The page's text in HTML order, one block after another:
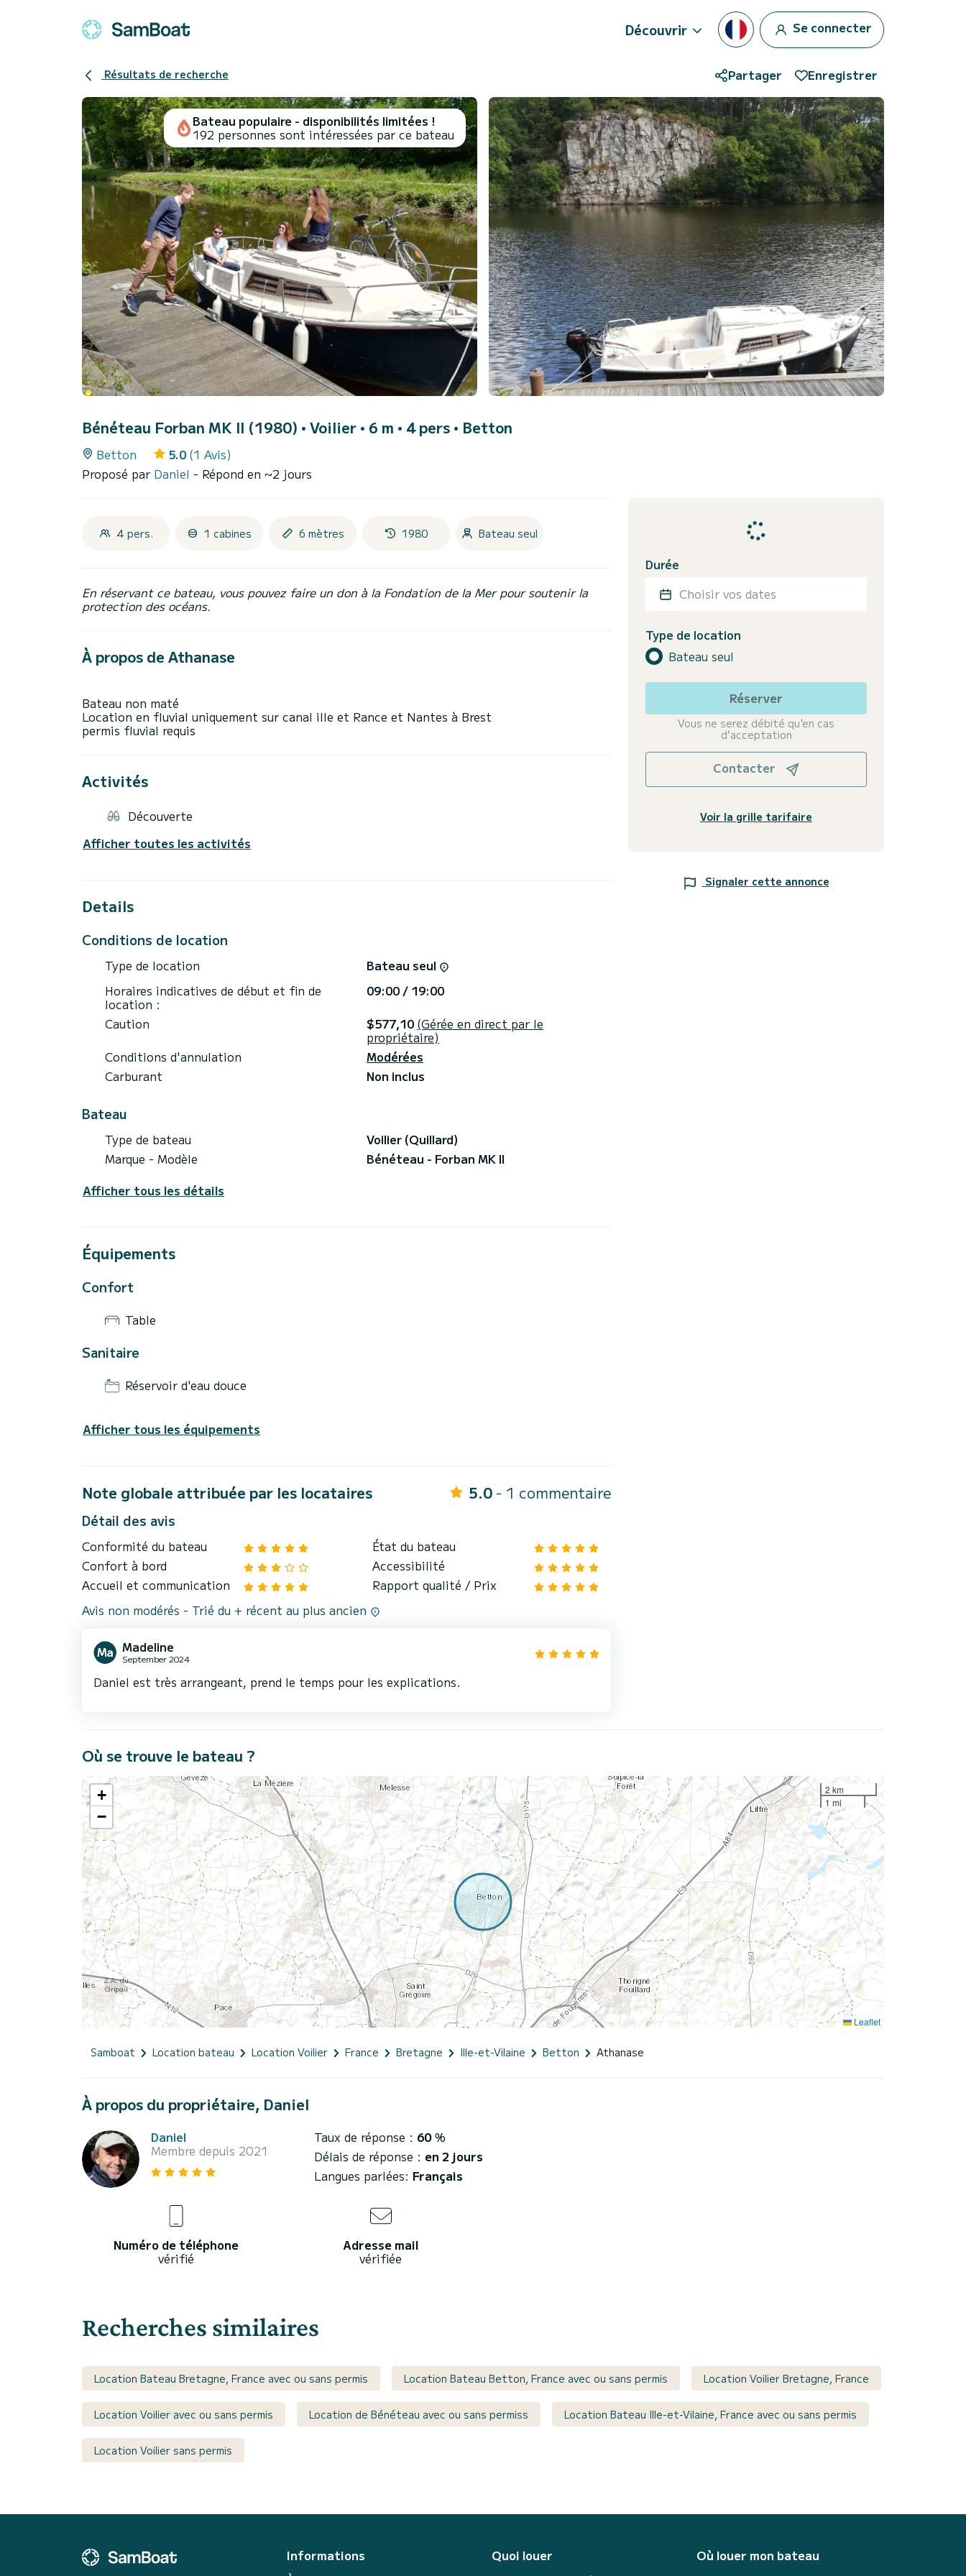
Découvrir Se connecter
Résultats de recherche Partager Enregistrer
Bateau populaire - disponibilités limitées !
192 personnes sont intéressées par ce bateau
Bénéteau Forban MK II (1980) • Voilier • 6 m • 4 pers • Betton
Betton 5.0 (1 Avis)
Proposé par Daniel - Répond en ~2 jours
4 pers. 1 cabines 6 mètres 1980 Bateau seul
En réservant ce bateau, vous pouvez faire un don à la Fondation de la Mer pour soutenir la
protection des océans.
À propos de Athanase
Bateau non maté
Location en fluvial uniquement sur canal ille et Rance et Nantes à Brest
Activités
Découverte
Afficher toutes les activités
Details
Conditions de location
Type de location
Bateau seul
Horaires indicatives de début et fin de
location :
09:00 / 19:00
Caution
$577,10 (Gérée en direct par le
propriétaire)
Conditions d'annulation
Modérées
Carburant
Non inclus
Bateau
Type de bateau
Voilier (Quillard)
Marque - Modèle
Bénéteau - Forban MK II
Afficher tous les détails
Équipements
Confort
Table
Sanitaire
Réservoir d'eau douce
Afficher tous les équipements
Note globale attribuée par les locataires 5.0 - 1 commentaire
Détail des avis
Conformité du bateau
État du bateau
Confort à bord
Accessibilité
Accueil et communication
Rapport qualité / Prix
Avis non modérés - Trié du + récent au plus ancien
Madeline
September 2024
Daniel est très arrangeant, prend le temps pour les explications.
Durée
Choisir vos dates
Type de location
Bateau seul
Réserver
Vous ne serez débité qu'en cas
d’acceptation
Contacter
Voir la grille tarifaire
Signaler cette annonce
Où se trouve le bateau ?
+
−
2 km
1 mi
Leaflet
Samboat Location bateau Location Voilier France Bretagne Ille-et-Vilaine Betton Athanase
À propos du propriétaire, Daniel
Daniel
Membre depuis 2021
Taux de réponse : 60%
Délais de réponse : en 2 jours
Langues parlées: Français
Numéro de téléphone
vérifié
Adresse mail
vérifiée
Recherches similaires
Location Bateau Bretagne, France avec ou sans permis Location Bateau Betton, France avec ou sans permis Location Voilier Bretagne, France
Location Voilier avec ou sans permis Location de Bénéteau avec ou sans permiss Location Bateau Ille-et-Vilaine, France avec ou sans permis
Location Voilier sans permis
Informations
Quoi louer
Où louer mon bateau